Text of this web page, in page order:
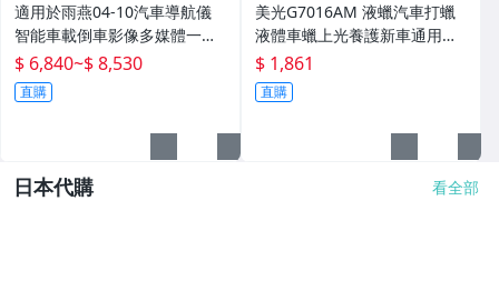
適用於雨燕04-10汽車導航儀
智能車載倒車影像多媒體一體
機
$ 6,840~$ 8,530
直購
美光G7016AM 液蠟汽車打蠟
液體車蠟上光養護新車通用棕
櫚蠟
$ 1,861
直購
日本代購 看全部